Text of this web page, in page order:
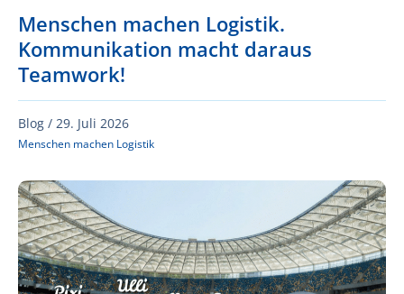
Menschen machen Logistik.
Kommunikation macht daraus
Teamwork!
Blog / 29. Juli 2026
Menschen machen Logistik